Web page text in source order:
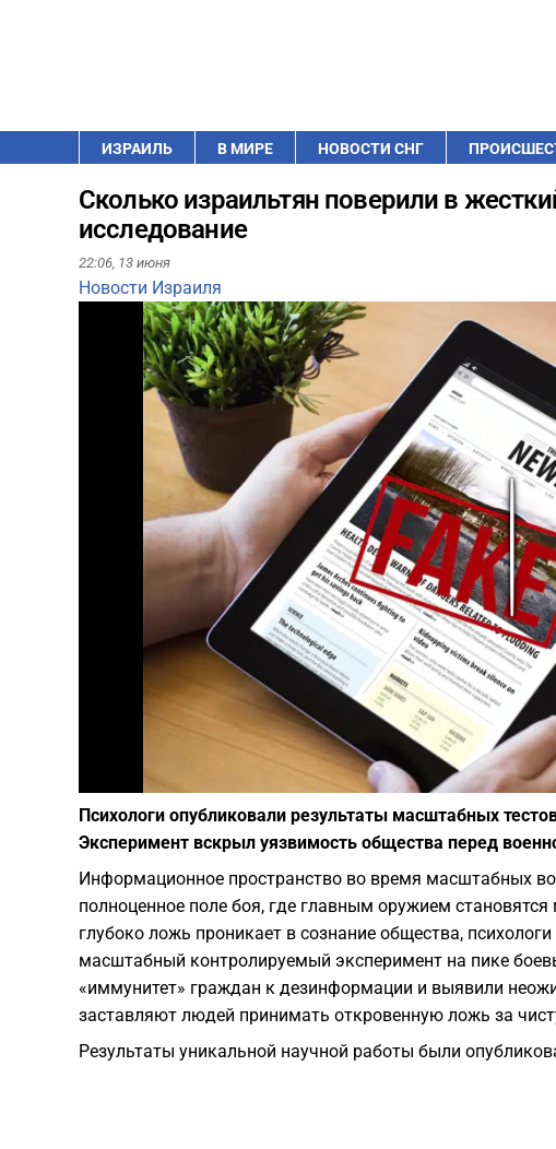
ИЗРАИЛЬ В МИРЕ НОВОСТИ СНГ
Сколько израильтян поверили в
исследование
22:06, 13 июня
Новости Израиля
Play
Психологи опубликовали результаты масштабных
Эксперимент вскрыл уязвимость общества перед
Информационное пространство во время масштабных
полноценное поле боя, где главным оружием
глубоко ложь проникает в сознание общества,
масштабный контролируемый эксперимент на пике
«иммунитет» граждан к дезинформации и выявили
заставляют людей принимать откровенную ложь за
Результаты уникальной научной работы были